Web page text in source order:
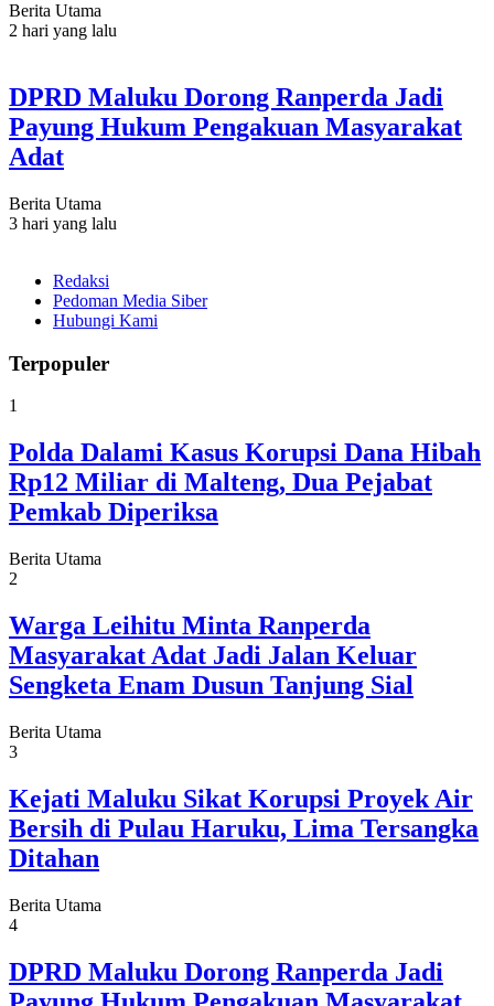
Berita Utama
2 hari yang lalu
DPRD Maluku Dorong Ranperda Jadi
Payung Hukum Pengakuan Masyarakat
Adat
Berita Utama
3 hari yang lalu
Redaksi
Pedoman Media Siber
Hubungi Kami
Terpopuler
1
Polda Dalami Kasus Korupsi Dana Hibah
Rp12 Miliar di Malteng, Dua Pejabat
Pemkab Diperiksa
Berita Utama
2
Warga Leihitu Minta Ranperda
Masyarakat Adat Jadi Jalan Keluar
Sengketa Enam Dusun Tanjung Sial
Berita Utama
3
Kejati Maluku Sikat Korupsi Proyek Air
Bersih di Pulau Haruku, Lima Tersangka
Ditahan
Berita Utama
4
DPRD Maluku Dorong Ranperda Jadi